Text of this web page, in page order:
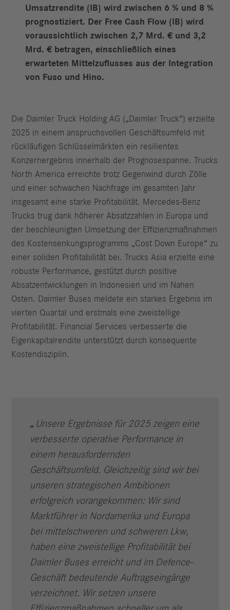
Umsatzrendite (IB) wird zwischen 6 % und 8 %
prognostiziert. Der Free Cash Flow (IB) wird
voraussichtlich zwischen 2,7 Mrd. € und 3,2
Mrd. € betragen, einschließlich eines
erwarteten Mittelzuflusses aus der Integration
von Fuso und Hino.
Die Daimler Truck Holding AG („Daimler Truck“) erzielte
2025 in einem anspruchsvollen Geschäftsumfeld mit
rückläufigen Schlüsselmärkten ein resilientes
Konzernergebnis innerhalb der Prognosespanne. Trucks
North America erreichte trotz Gegenwind durch Zölle
und einer schwachen Nachfrage im gesamten Jahr
insgesamt eine starke Profitabilität. Mercedes-Benz
Trucks trug dank höherer Absatzzahlen in Europa und
der beschleunigten Umsetzung der Effizienzmaßnahmen
des Kostensenkungsprogramms „Cost Down Europe“ zu
einer soliden Profitabilität bei. Trucks Asia erzielte eine
robuste Performance, gestützt durch positive
Absatzentwicklungen in Indonesien und im Nahen
Osten. Daimler Buses meldete ein starkes Ergebnis im
vierten Quartal und erstmals eine zweistellige
Profitabilität. Financial Services verbesserte die
Eigenkapitalrendite unterstützt durch konsequente
Kostendisziplin.
Unsere Ergebnisse für 2025 zeigen eine
verbesserte operative Performance in
einem herausfordernden
Geschäftsumfeld. Gleichzeitig sind wir bei
unseren strategischen Ambitionen
erfolgreich vorangekommen: Wir sind
Marktführer in Nordamerika und Europa
bei mittelschweren und schweren Lkw,
haben eine zweistellige Profitabilität bei
Daimler Buses erreicht und im Defence-
Geschäft bedeutende Auftragseingänge
verzeichnet. Wir setzen unsere